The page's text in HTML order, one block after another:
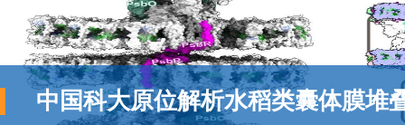
中国科大原位解析水稻类囊体膜堆